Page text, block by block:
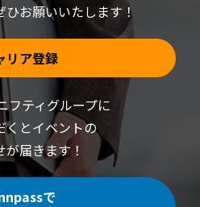
お願いいたします！
リア登録
フティグループに
くとイベントの
が届きます！
で